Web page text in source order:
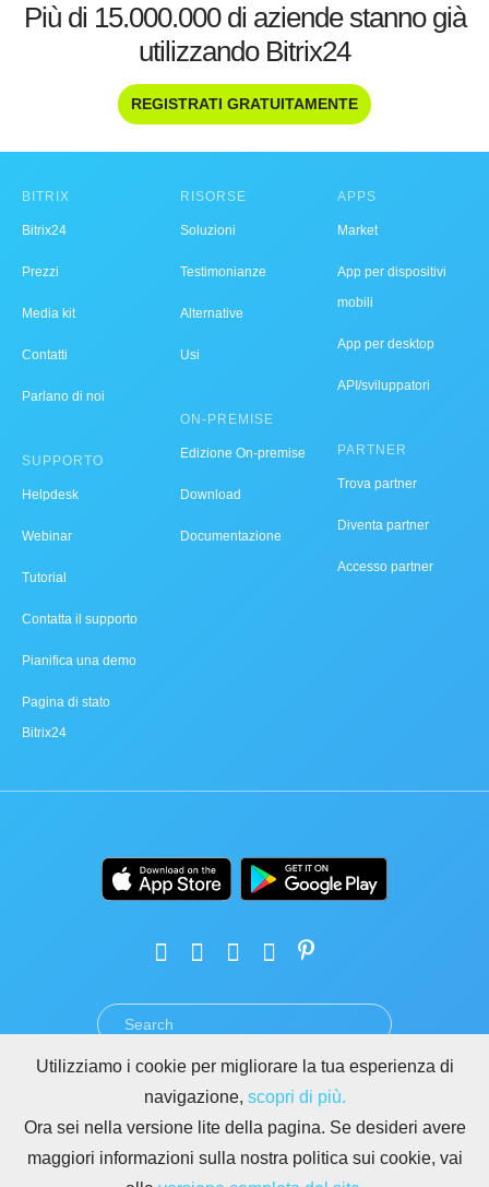
Più di 15.000.000 di aziende stanno già
utilizzando Bitrix24
REGISTRATI GRATUITAMENTE
BITRIX
Bitrix24
Prezzi
Media kit
Contatti
Parlano di noi
SUPPORTO
Helpdesk
Webinar
Tutorial
Contatta il supporto
Pianifica una demo
Pagina di stato
Bitrix24
RISORSE
Soluzioni
Testimonianze
Alternative
Usi
ON-PREMISE
Edizione On-premise
Download
Documentazione
APPS
Market
App per dispositivi
mobili
App per desktop
API/sviluppatori
PARTNER
Trova partner
Diventa partner
Accesso partner
PRIVACY GDPR
ABUSO
REGOLE PER I SITI DI BITRIX24
Copyright © 2026 Bitrix24
Utilizziamo i cookie per migliorare la tua esperienza di
navigazione, scopri di più.
Ora sei nella versione lite della pagina. Se desideri avere
maggiori informazioni sulla nostra politica sui cookie, vai